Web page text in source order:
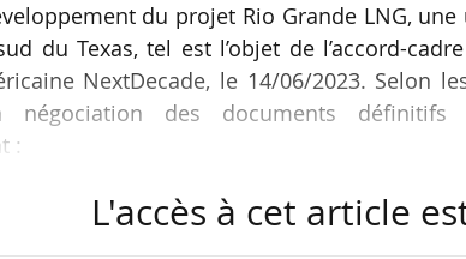
du projet Rio Grande LNG,
du Texas, tel est l’objet de l’accord-
NextDecade, le 14/06/2023. Selon
négociation des documents
:
trains de liquéfaction pour une capacité
L'accès à cet article